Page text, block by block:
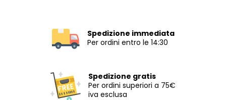
Spedizione immediata
Per ordini entro le 14:30
Spedizione gratis
Per ordini superiori a 75€
iva esclusa